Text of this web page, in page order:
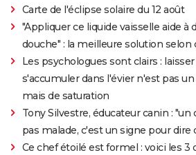
Carte de l'éclipse solaire du 12 août
"Appliquer ce liquide vaisselle aide à
douche" : la meilleure solution
Les psychologues sont clairs :
s'accumuler dans l'évier n'est pas
mais de saturation
Tony Silvestre, éducateur canin :
pas malade, c'est un signe pour dire
Ce chef étoilé est formel : voici les 3